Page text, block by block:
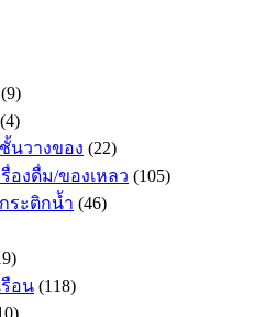
(9)
(4)
นวางของ (22)
องดื่ม/ของเหลว (105)
ระติกน้ำ (46)
อน (118)